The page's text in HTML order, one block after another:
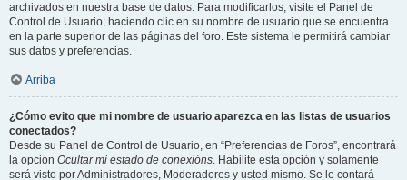
archivados en nuestra base de datos. Para modificarlos, visite el Panel de
Control de Usuario; haciendo clic en su nombre de usuario que se encuentra
en la parte superior de las páginas del foro. Este sistema le permitirá cambiar
sus datos y preferencias.
Arriba
¿Cómo evito que mi nombre de usuario aparezca en las listas de usuarios
conectados?
Desde su Panel de Control de Usuario, en “Preferencias de Foros”, encontrará
la opción Ocultar mi estado de conexións. Habilite esta opción y solamente
será visto por Administradores, Moderadores y usted mismo. Se le contará